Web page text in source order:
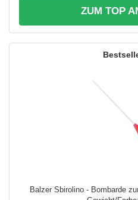
ZUM TOP
Balzer Sbirolino - Bombarde